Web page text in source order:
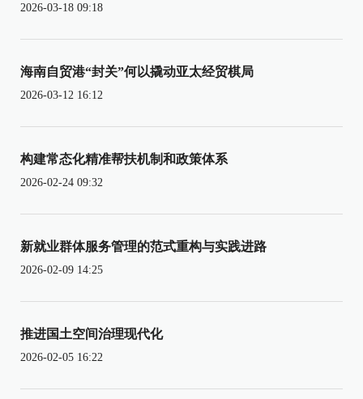
2026-03-18 09:18
海南自贸港“封关”何以撬动亚太经贸棋局
2026-03-12 16:12
构建常态化精准帮扶机制和政策体系
2026-02-24 09:32
新就业群体服务管理的范式重构与实践进路
2026-02-09 14:25
推进国土空间治理现代化
2026-02-05 16:22